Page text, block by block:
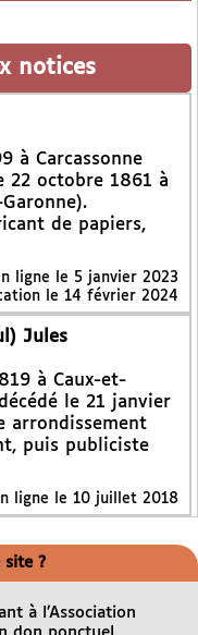
notices
à Carcassonne
22 octobre 1861 à
de papiers,
ligne le 5 janvier 2023
le 14 février 2024
Jules
à Caux-et-
le 21 janvier
arrondissement
puis publiciste
ligne le 10 juillet 2018
site ?
à l’Association